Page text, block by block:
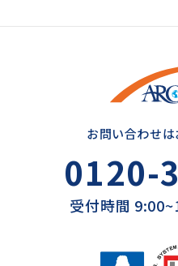
お問い合わせは
0120-
受付時間